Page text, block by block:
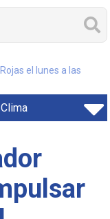
el lunes a las
Clima